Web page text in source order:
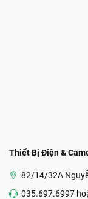
Thiết Bị Điện &
82/14/32A
035.697.6997